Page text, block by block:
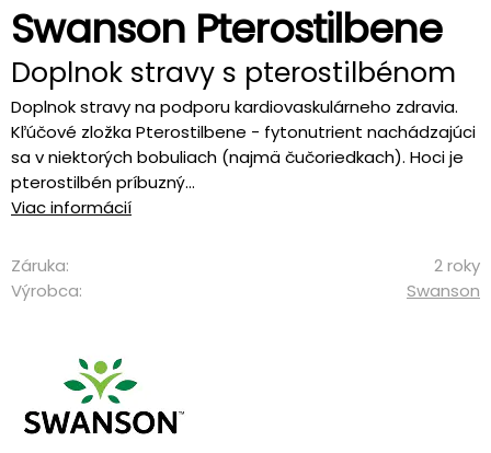
Swanson Pterostilbene
Doplnok stravy s pterostilbénom
Doplnok stravy na podporu kardiovaskulárneho zdravia.
Kľúčové zložka Pterostilbene - fytonutrient nachádzajúci
sa v niektorých bobuliach (najmä čučoriedkach). Hoci je
pterostilbén príbuzný...
Viac informácií
Záruka:
2 roky
Výrobca:
Swanson